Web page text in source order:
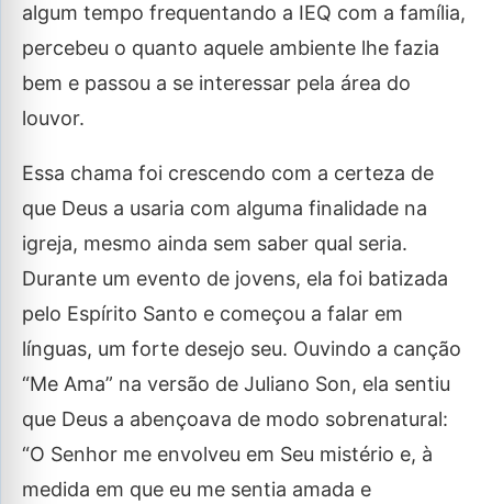
algum tempo frequentando a IEQ com a família,
percebeu o quanto aquele ambiente lhe fazia
bem e passou a se interessar pela área do
louvor.
Essa chama foi crescendo com a certeza de
que Deus a usaria com alguma finalidade na
igreja, mesmo ainda sem saber qual seria.
Durante um evento de jovens, ela foi batizada
pelo Espírito Santo e começou a falar em
línguas, um forte desejo seu. Ouvindo a canção
“Me Ama” na versão de Juliano Son, ela sentiu
que Deus a abençoava de modo sobrenatural:
“O Senhor me envolveu em Seu mistério e, à
medida em que eu me sentia amada e